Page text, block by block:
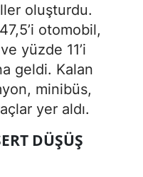
oluşturdu.
otomobil,
yüzde 11’i
geldi. Kalan
minibüs,
yer aldı.
DÜŞÜŞ